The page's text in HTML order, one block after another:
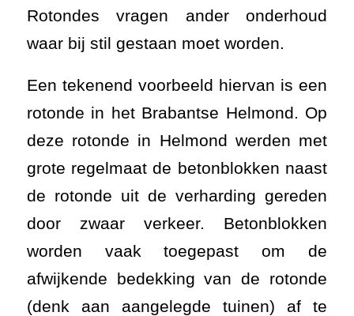
Rotondes vragen ander onderhoud
waar bij stil gestaan moet worden.
Een tekenend voorbeeld hiervan is een
rotonde in het Brabantse Helmond. Op
deze rotonde in Helmond werden met
grote regelmaat de betonblokken naast
de rotonde uit de verharding gereden
door zwaar verkeer. Betonblokken
worden vaak toegepast om de
afwijkende bedekking van de rotonde
(denk aan aangelegde tuinen) af te